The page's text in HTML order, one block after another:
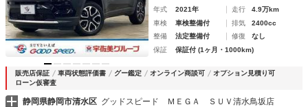
年式 2021年 走行
4.9万km
車検
車検整備付 排気
2400cc
整備
法定整備付 修復
なし
保証
保証付 (1ヶ月・1000km)
販売店保証 車両状態評価書 グー鑑定 オンライン商談可
オプション見積り可
ローン仮審査
静岡県静岡市清水区 グッドスピード ＭＥＧＡ ＳＵＶ清水鳥坂店